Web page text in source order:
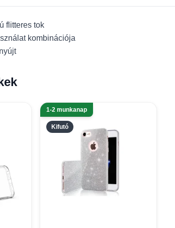
flitteres tok
kombinációja
Kifutó
1-2 munkanap